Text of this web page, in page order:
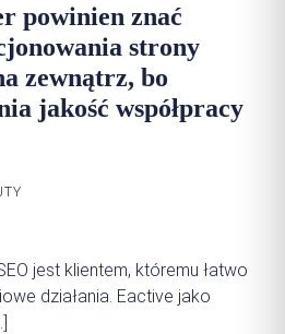
powinien znać
strony
zewnątrz, bo
jakość współpracy
jest klientem, któremu łatwo
działania. Eactive jako